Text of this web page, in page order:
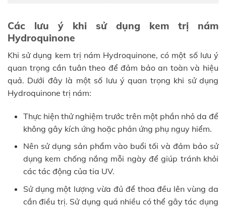
Các lưu ý khi sử dụng kem trị nám
Hydroquinone
Khi sử dụng kem trị nám Hydroquinone, có một số lưu ý
quan trọng cần tuân theo để đảm bảo an toàn và hiệu
quả. Dưới đây là một số lưu ý quan trọng khi sử dụng
Hydroquinone trị nám:
Thực hiện thử nghiệm trước trên một phần nhỏ da để
không gây kích ứng hoặc phản ứng phụ nguy hiểm.
Nên sử dụng sản phẩm vào buổi tối và đảm bảo sử
dụng kem chống nắng mỗi ngày để giúp tránh khỏi
các tác động của tia UV.
Sử dụng một lượng vừa đủ để thoa đều lên vùng da
cần điều trị. Sử dụng quá nhiều có thể gây tác dụng